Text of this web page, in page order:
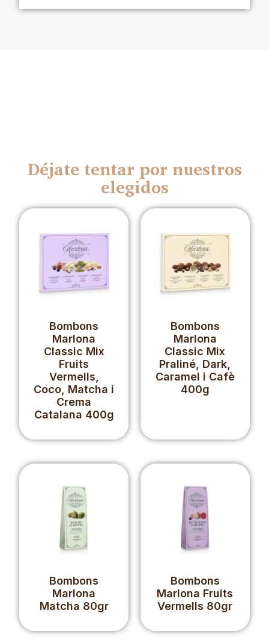
Déjate tentar por nuestros
elegidos
Bombons
Marlona
Classic Mix
Fruits
Vermells,
Coco, Matcha i
Crema
Catalana 400g
Bombons
Marlona
Classic Mix
Praliné, Dark,
Caramel i Cafè
400g
Bombons
Marlona
Matcha 80gr
Bombons
Marlona Fruits
Vermells 80gr